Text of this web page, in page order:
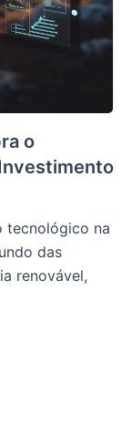
o
tecnológico na
das
renovável,